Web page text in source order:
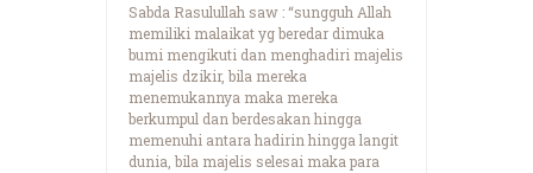
Sabda Rasulullah saw : “sungguh Allah
memiliki malaikat yg beredar dimuka
bumi mengikuti dan menghadiri majelis
majelis dzikir, bila mereka
menemukannya maka mereka
berkumpul dan berdesakan hingga
memenuhi antara hadirin hingga langit
dunia, bila majelis selesai maka para